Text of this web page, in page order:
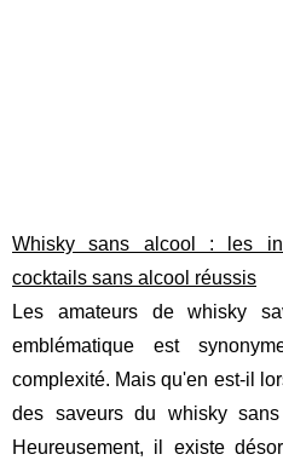
Whisky sans alcool : les
cocktails sans alcool réussis
Les amateurs de whisky
emblématique est
complexité. Mais qu'en est-il
des saveurs du whisky
Heureusement, il existe